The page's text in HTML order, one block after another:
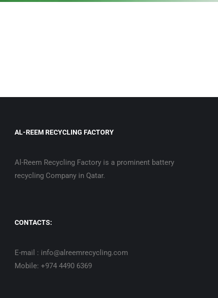
AL-REEM RECYCLING FACTORY
Al-Reem Recycling Factory is a prominent battery
recycling Company in Qatar.
CONTACTS:
E-mail : info@alreemrecycling.com
Mobile: +974 4490 6369